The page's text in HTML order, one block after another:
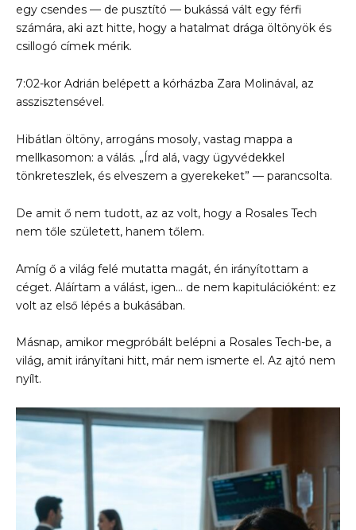
egy csendes — de pusztító — bukássá vált egy férfi
számára, aki azt hitte, hogy a hatalmat drága öltönyök és
csillogó címek mérik.
7:02-kor Adrián belépett a kórházba Zara Molinával, az
asszisztensével.
Hibátlan öltöny, arrogáns mosoly, vastag mappa a
mellkasomon: a válás. „Írd alá, vagy ügyvédekkel
tönkreteszlek, és elveszem a gyerekeket” — parancsolta.
De amit ő nem tudott, az az volt, hogy a Rosales Tech
nem tőle született, hanem tőlem.
Amíg ő a világ felé mutatta magát, én irányítottam a
céget. Aláírtam a válást, igen… de nem kapitulációként: ez
volt az első lépés a bukásában.
Másnap, amikor megpróbált belépni a Rosales Tech-be, a
világ, amit irányítani hitt, már nem ismerte el. Az ajtó nem
nyílt.